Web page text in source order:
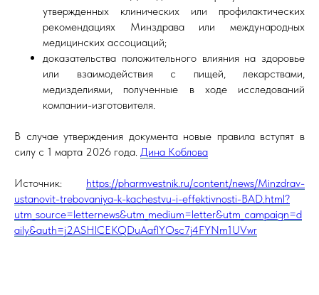
утвержденных клинических или профилактических
рекомендациях Минздрава или международных
медицинских ассоциаций;
доказательства положительного влияния на здоровье
или взаимодействия с пищей, лекарствами,
медизделиями, полученные в ходе исследований
компании-изготовителя.
В случае утверждения документа новые правила вступят в
силу с 1 марта 2026 года. Дина Коблова
Источник: https://pharmvestnik.ru/content/news/Minzdrav-
ustanovit-trebovaniya-k-kachestvu-i-effektivnosti-BAD.html?
utm_source=letternews&utm_medium=letter&utm_campaign=d
aily&auth=j2ASHlCEKQDuAaflYOsc7j4FYNm1UVwr